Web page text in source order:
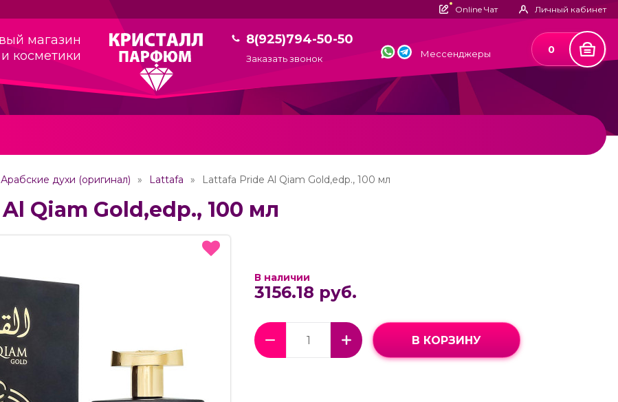
Online Чат Личный кабинет
магазин
косметики
8(925)794-50-50
Заказать звонок Мессенджеры 0
Арабские духи (оригинал) Lattafa Lattafa Pride Al Qiam Gold,edp., 100 мл
Qiam Gold,edp., 100 мл
В наличии
3156.18 руб.
В КОРЗИНУ